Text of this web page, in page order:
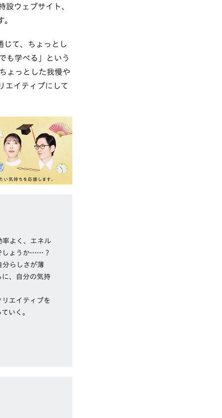
設ウェブサイト、
じて、ちょっとし
も学べる」という
ょっとした我慢や
エイティブにして
率よく、エネル
しょうか……？
分らしさが薄
、自分の気持
エイティブを
いく。